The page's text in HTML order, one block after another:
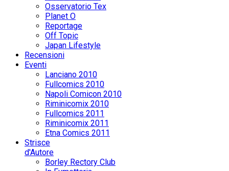
Osservatorio Tex
Planet O
Reportage
Off Topic
Japan Lifestyle
Recensioni
Eventi
Lanciano 2010
Fullcomics 2010
Napoli Comicon 2010
Riminicomix 2010
Fullcomics 2011
Riminicomix 2011
Etna Comics 2011
Strisce
d'Autore
Borley Rectory Club